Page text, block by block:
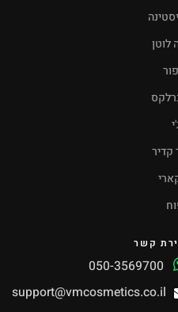
לוטן
קדיר
קשר
support@vmcosmetics.co.il